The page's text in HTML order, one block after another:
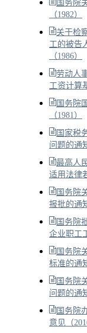
国务院
（1982）
关于检
工的被告
（1986）
劳动人
工资计算
国务院
（1981）
国家税
问题的通
最高人
适用法律
国务院
报批的通
国务院
企业职工
国务院
标准的通
国务院
问题的通
国务院
意见（